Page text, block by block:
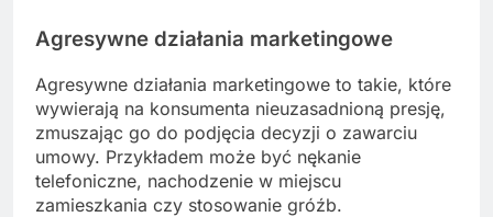
Agresywne działania marketingowe
Agresywne działania marketingowe to takie, które
wywierają na konsumenta nieuzasadnioną presję,
zmuszając go do podjęcia decyzji o zawarciu
umowy. Przykładem może być nękanie
telefoniczne, nachodzenie w miejscu
zamieszkania czy stosowanie gróźb.